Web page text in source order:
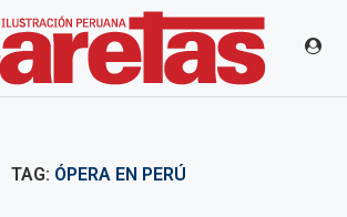
TAG: ÓPERA EN PERÚ